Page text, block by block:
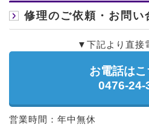
修理のご依頼・お問い
▼下記より直接
お電話はこ
0476-24-
営業時間：年中無休